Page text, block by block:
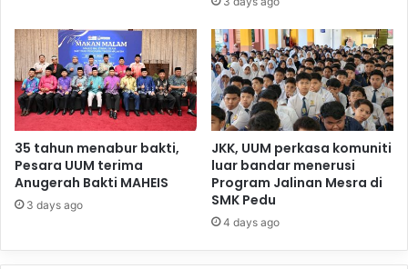
35 tahun menabur bakti,
Pesara UUM terima
Anugerah Bakti MAHEIS
3 days ago
JKK, UUM perkasa komuniti
luar bandar menerusi
Program Jalinan Mesra di
SMK Pedu
4 days ago